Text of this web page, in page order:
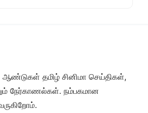
ஆண்டுகள் தமிழ் சினிமா செய்திகள்,
நேர்காணல்கள். நம்பகமான